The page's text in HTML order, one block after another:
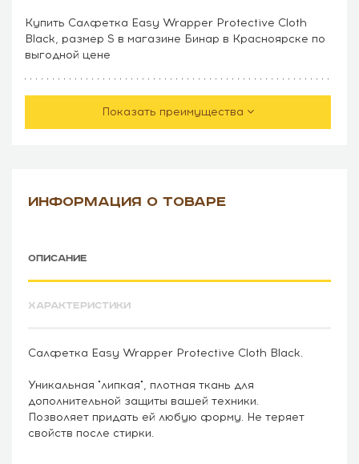
Купить Салфетка Easy Wrapper Protective Cloth
Black, размер S в магазине Бинар в Красноярске по
выгодной цене
Показать преимущества
ИНФОРМАЦИЯ О ТОВАРЕ
ОПИСАНИЕ
ХАРАКТЕРИСТИКИ
Салфетка Easy Wrapper Protective Cloth Black.
Уникальная "липкая", плотная ткань для
дополнительной защиты вашей техники.
Позволяет придать ей любую форму. Не теряет
свойств после стирки.